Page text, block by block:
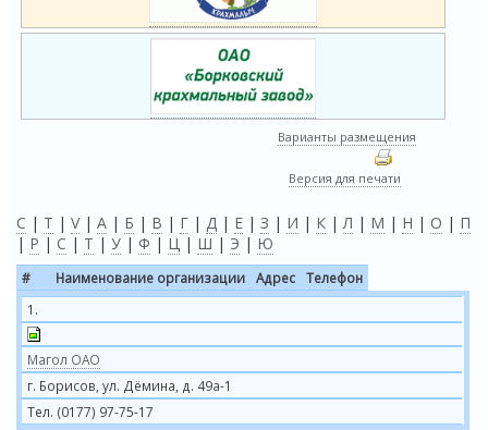
Варианты размещения
Версия для печати
C | T | V| А | Б | В | Г | Д | Е | З | И | К |Л | М | Н | О | П
| Р | С | Т | У | Ф | Ц | Ш | Э | Ю
# Наименование организации Адрес
Телефон
1.
Магол ОАО
г. Борисов, ул. Дёмина, д. 49а-1
Тел. (0177) 97-75-17